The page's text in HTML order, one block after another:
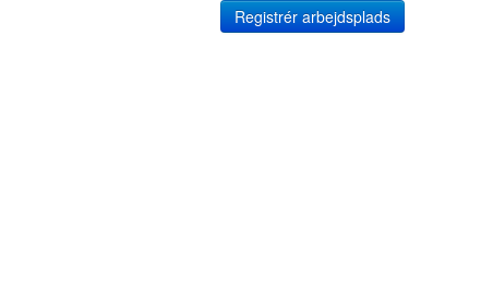
Registrér arbejdsplads